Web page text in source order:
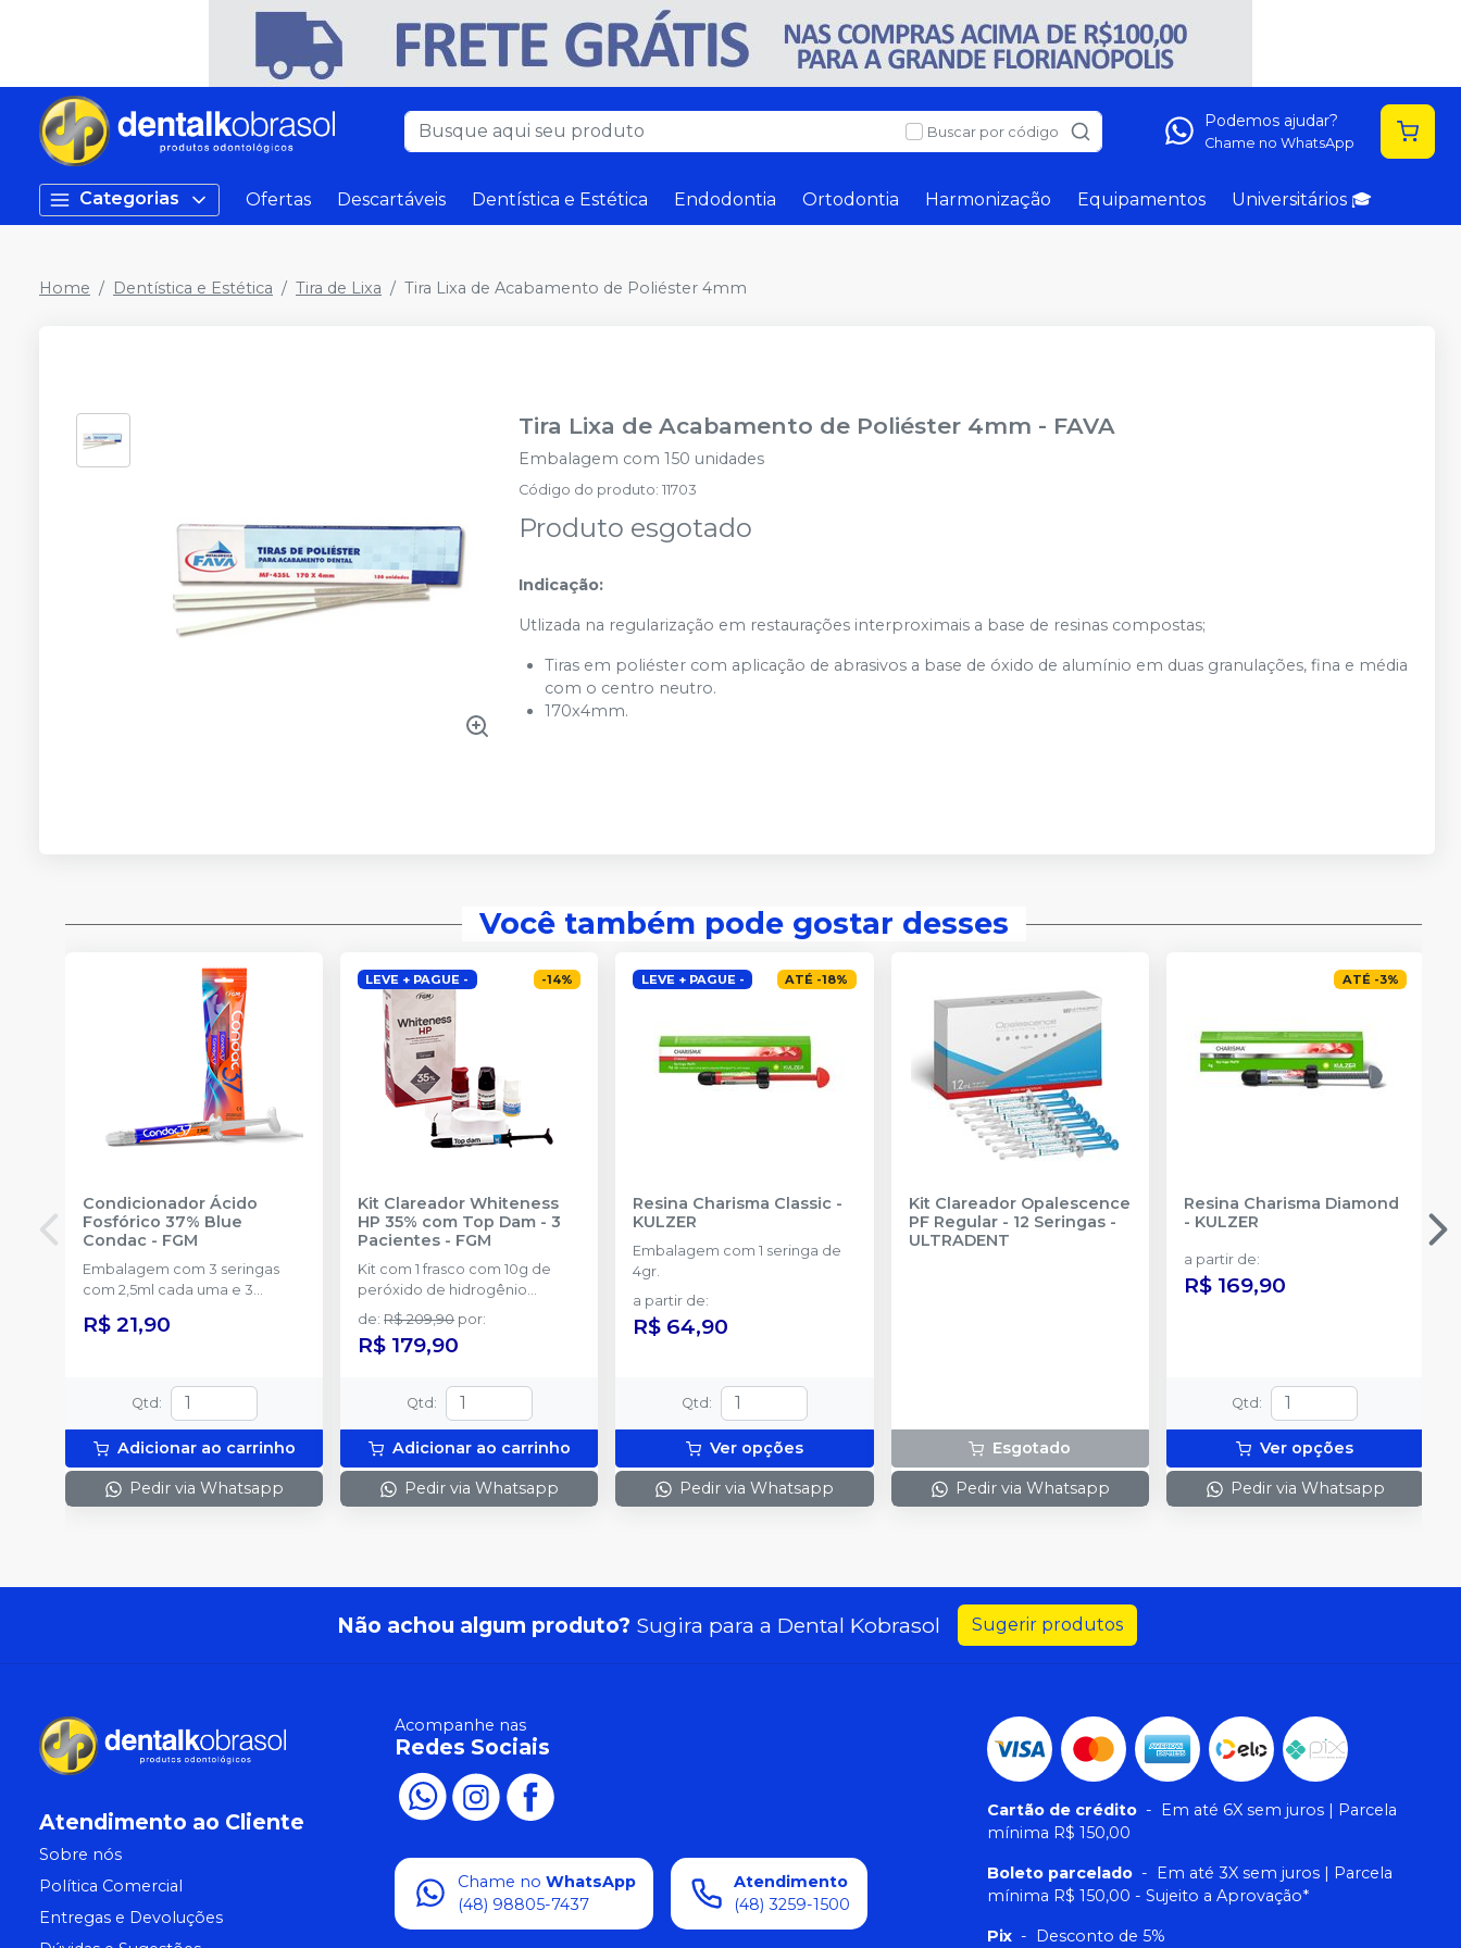
Buscar por código
Podemos ajudar?
Chame no WhatsApp
Categorias Ofertas Descartáveis Dentística e Estética Endodontia Ortodontia Harmonização Equipamentos Universitários 🎓
Home Dentística e Estética Tira de Lixa Tira Lixa de Acabamento de Poliéster 4mm
Tira Lixa de Acabamento de Poliéster 4mm - FAVA
Embalagem com 150 unidades
Código do produto:11703
Produto esgotado
Indicação:
Utlizada na regularização em restaurações interproximais a base de resinas compostas;
Tiras em poliéster com aplicação de abrasivos a base de óxido de alumínio em duas granulações, fina e média
com o centro neutro.
170x4mm.
Você também pode gostar desses
Condicionador Ácido
Fosfórico 37% Blue
Condac - FGM
Embalagem com 3 seringas
com 2,5ml cada uma e 3
R$ 21,90
Qtd :
Adicionar ao carrinho
Pedir via Whatsapp
LEVE + PAGUE - -14%
Kit Clareador Whiteness
HP 35% com Top Dam - 3
Pacientes - FGM
Kit com 1 frasco com 10g de
peróxido de hidrogênio
concentrado + 1 frasco com 5g
de espessante + 1 frasco com
2g de solução Neutralize
espátula e uma placa para
preparo do gel e 1 Top Dam
com 2g.
de:R$ 209,90 por:
R$ 179,90
Qtd :
Adicionar ao carrinho
Pedir via Whatsapp
LEVE + PAGUE - ATÉ -18%
Resina Charisma Classic -
KULZER
Embalagem com 1 seringa de
4gr.
a partir de:
R$ 64,90
Qtd :
Ver opções
Pedir via Whatsapp
Kit Clareador Opalescence
PF Regular - 12 Seringas-
ULTRADENT
Esgotado
Pedir via Whatsapp
ATÉ -3%
Resina Charisma Diamond
- KULZER
a partir de:
R$ 169,90
Qtd :
Ver opções
Pedir via Whatsapp
Não achou algum produto? Sugira para a Dental Kobrasol Sugerir produtos
Atendimento ao Cliente
Sobre nós
Política Comercial
Entregas e Devoluções
Acompanhe nas
Redes Sociais
Chame no WhatsApp
(48) 98805-7437
Atendimento
(48) 3259-1500
Cartão de crédito - Em até 6X sem juros | Parcela
mínima R$ 150,00
Boleto parcelado - Em até 3X sem juros | Parcela
mínima R$ 150,00 - Sujeito a Aprovação*
Pix - Desconto de 5%